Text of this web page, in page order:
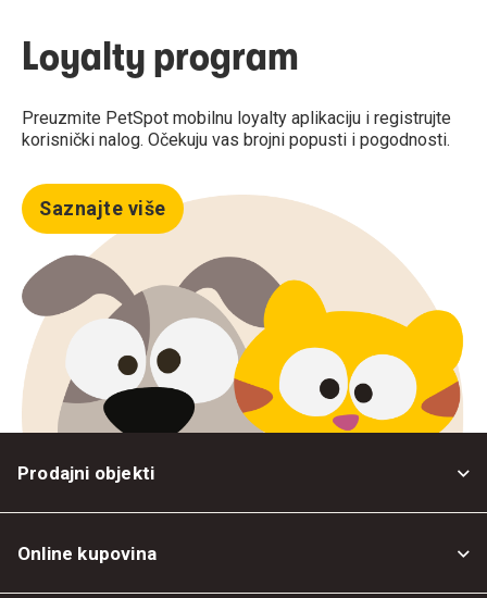
Loyalty program
Preuzmite PetSpot mobilnu loyalty aplikaciju i registrujte
korisnički nalog. Očekuju vas brojni popusti i pogodnosti.
Saznajte više
Prodajni objekti
Online kupovina